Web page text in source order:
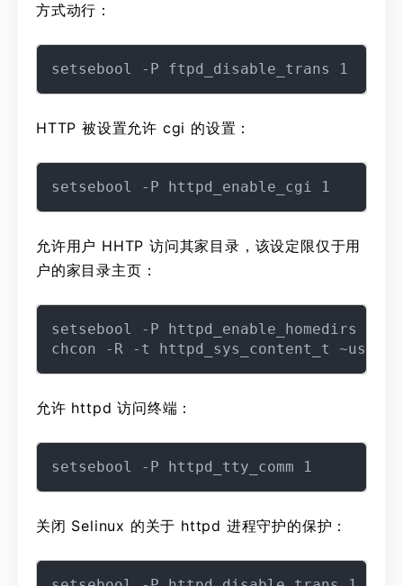
方式动行：
HTTP 被设置允许 cgi 的设置：
允许用户 HHTP 访问其家目录，该设定限仅于用
户的家目录主页：
setsebool -P httpd_enable_homedirs 1
允许 httpd 访问终端：
关闭 Selinux 的关于 httpd 进程守护的保护：